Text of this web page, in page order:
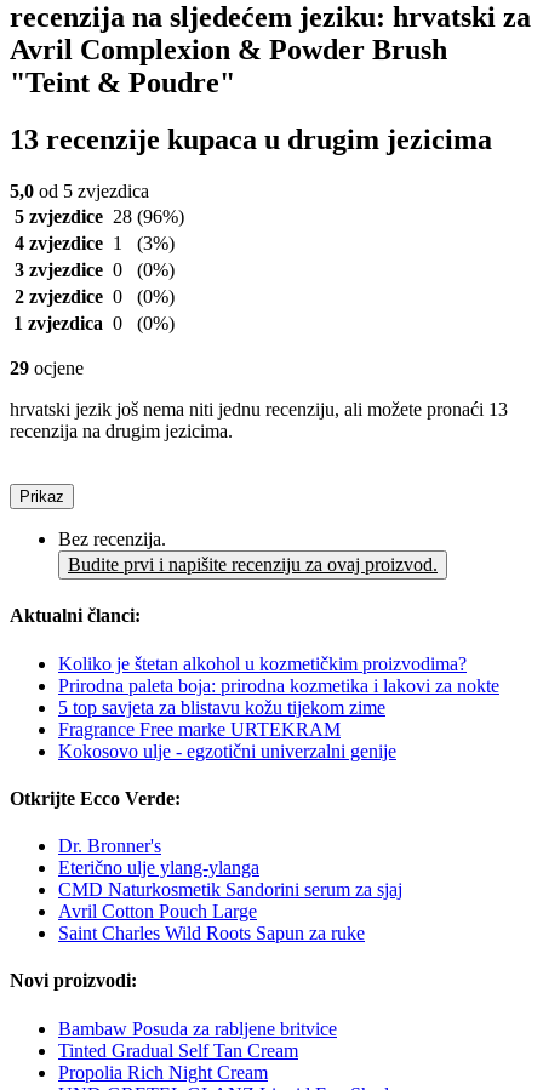
recenzija na sljedećem jeziku: hrvatski za
Avril Complexion & Powder Brush
"Teint & Poudre"
13 recenzije kupaca u drugim jezicima
5,0 od 5 zvjezdica
5 zvjezdice 28 (96%)
4 zvjezdice 1
(3%)
3 zvjezdice 0
(0%)
2 zvjezdice 0
(0%)
1 zvjezdica 0 (0%)
29 ocjene
hrvatski jezik još nema niti jednu recenziju, ali možete pronaći 13
recenzija na drugim jezicima.
Prikaz
Bez recenzija.
Budite prvi i napišite recenziju za ovaj proizvod.
Aktualni članci:
Koliko je štetan alkohol u kozmetičkim proizvodima?
Prirodna paleta boja: prirodna kozmetika i lakovi za nokte
5 top savjeta za blistavu kožu tijekom zime
Fragrance Free marke URTEKRAM
Kokosovo ulje - egzotični univerzalni genije
Otkrijte Ecco Verde:
Dr. Bronner's
Eterično ulje ylang-ylanga
CMD Naturkosmetik Sandorini serum za sjaj
Avril Cotton Pouch Large
Saint Charles Wild Roots Sapun za ruke
Novi proizvodi:
Bambaw Posuda za rabljene britvice
Tinted Gradual Self Tan Cream
Propolia Rich Night Cream